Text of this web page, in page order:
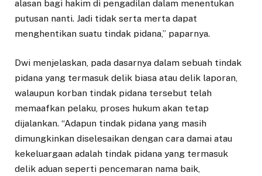
alasan bagi hakim di pengadilan dalam menentukan
putusan nanti. Jadi tidak serta merta dapat
menghentikan suatu tindak pidana,” paparnya.
Dwi menjelaskan, pada dasarnya dalam sebuah tindak
pidana yang termasuk delik biasa atau delik laporan,
walaupun korban tindak pidana tersebut telah
memaafkan pelaku, proses hukum akan tetap
dijalankan. “Adapun tindak pidana yang masih
dimungkinkan diselesaikan dengan cara damai atau
kekeluargaan adalah tindak pidana yang termasuk
delik aduan seperti pencemaran nama baik,